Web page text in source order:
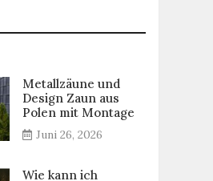
Metallzäune und
Design Zaun aus
Polen mit Montage
Juni 26, 2026
Wie kann ich